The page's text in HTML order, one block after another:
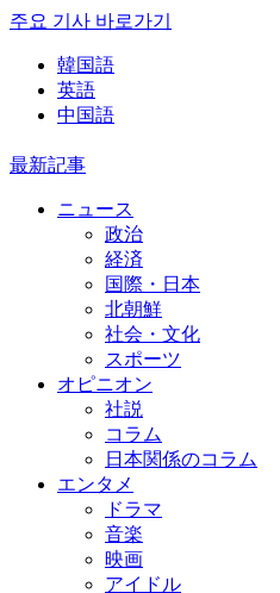
주요 기사 바로가기
韓国語
英語
中国語
最新記事
ニュース
政治
経済
国際・日本
北朝鮮
社会・文化
スポーツ
オピニオン
社説
コラム
日本関係のコラム
エンタメ
ドラマ
音楽
映画
アイドル